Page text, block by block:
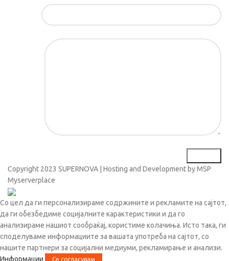
Copyright 2023 SUPERNOVA | Hosting and Development by MSP
Myserverplace
Со цел да ги персонализираме содржините и рекламите на сајтот,
да ги обезбедиме социјалните карактеристики и да го
анализираме нашиот сообраќај, користиме колачиња. Исто така, ги
споделуваме информациите за вашата употреба на сајтот, со
нашите партнери за социјални медиуми, рекламирање и анализи.
Информации
Се согласувам